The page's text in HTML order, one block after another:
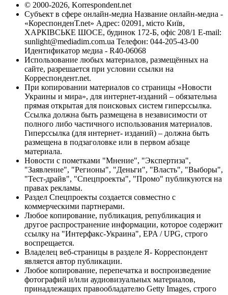
© 2000-2026, Korrespondent.net
Субъект в сфере онлайн-медиа Название онлайн-медиа -
«КореспонденТ.net» Адрес: 02091, місто Київ,
ХАРКІВСЬКЕ ШОСЕ, будинок 172-Б, офіс 208/1 E-mail:
sunlight@mediadim.com.ua Телефон: 044-205-43-00
Идентификатор медиа - R40-06068
Использование любых материалов, размещённых на
сайте, разрешается при условии ссылки на
Корреспондент.net.
При копировании материалов со страницы «Новости
Украины и мира», для интернет-изданий – обязательна
прямая открытая для поисковых систем гиперссылка.
Ссылка должна быть размещена в независимости от
полного либо частичного использования материалов.
Гиперссылка (для интернет- изданий) – должна быть
размещена в подзаголовке или в первом абзаце
материала.
Новости с пометками "Мнение", "Экспертиза",
"Заявление", "Регионы", "Деньги", "Власть", "Выборы",
"Тест-драйв", "Спецпроекты", "Промо" публикуются на
правах рекламы.
Раздел Спецпроекты создается совместно с
коммерческими партнерами.
Любое копирование, публикация, републикация и
другое распространение информации, которое содержит
ссылку на "Интерфакс-Украина", EPA / UPG, строго
воспрещается.
Владелец веб-страницы в разделе Я- Корреспондент
является автор публикации.
Любое копирование, перепечатка и воспроизведение
фотографий и/или аудиовизуальных материалов,
принадлежащих правообладателю Getty Images, строго